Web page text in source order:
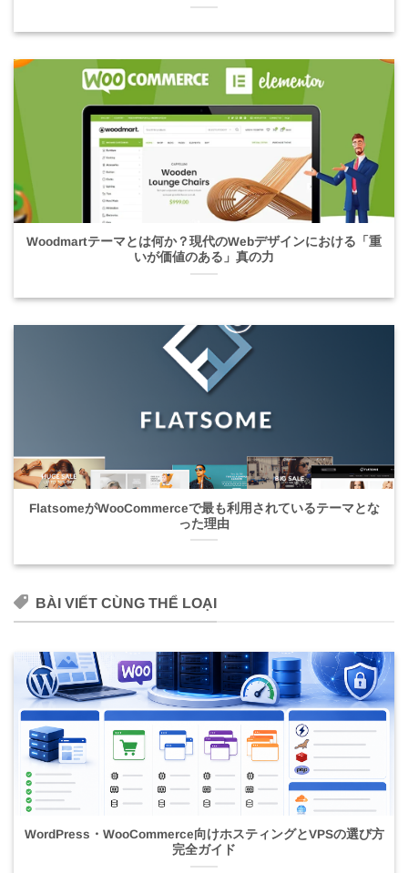
Woodmartテーマとは何か？現代のWebデザインにおける「重
いが価値のある」真の力
FlatsomeがWooCommerceで最も利用されているテーマとな
った理由
BÀI VIẾT CÙNG THỂ LOẠI
WordPress・WooCommerce向けホスティングとVPSの選び方
完全ガイド